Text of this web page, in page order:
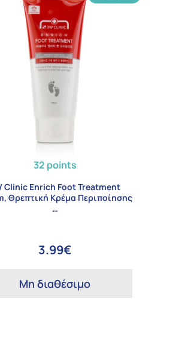
32 points
Clinic Enrich Foot Treatment
Θρεπτική Κρέμα Περιποίησης
…
3.99€
Μη διαθέσιμο